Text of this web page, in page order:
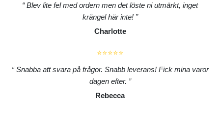
Blev lite fel med ordern men det löste ni utmärkt, inget
krångel här inte!
Charlotte
⭐⭐⭐⭐⭐
Snabba att svara på frågor. Snabb leverans! Fick mina varor
dagen efter.
Rebecca